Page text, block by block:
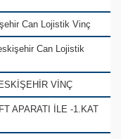
Can Lojistik Vinç
Can Lojistik
VİNÇ
APARATI İLE -1.KAT